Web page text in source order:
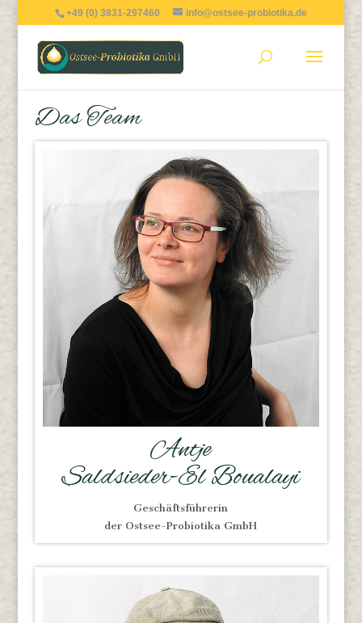
+49 (0) 3831-297460 info@ostsee-probiotika.de
Das Team
Antje
Saldsieder-El Boualayi
Geschäftsführerin
der Ostsee-Probiotika GmbH